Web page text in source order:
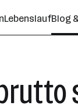
LebenslaufBlog